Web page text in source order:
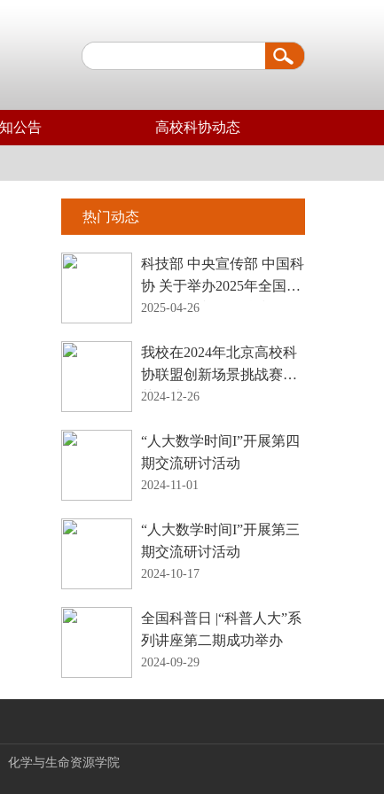
公告 高校科协动态
热门动态
科技部 中央宣传部 中国科
协 关于举办2025年全国科
技活动周和全国科技工作
2025-04-26
我校在2024年北京高校科
协联盟创新场景挑战赛中
获佳绩
2024-12-26
“人大数学时间I”开展第四
期交流研讨活动
2024-11-01
“人大数学时间I”开展第三
期交流研讨活动
2024-10-17
全国科普日 |“科普人大”系
列讲座第二期成功举办
2024-09-29
化学与生命资源学院